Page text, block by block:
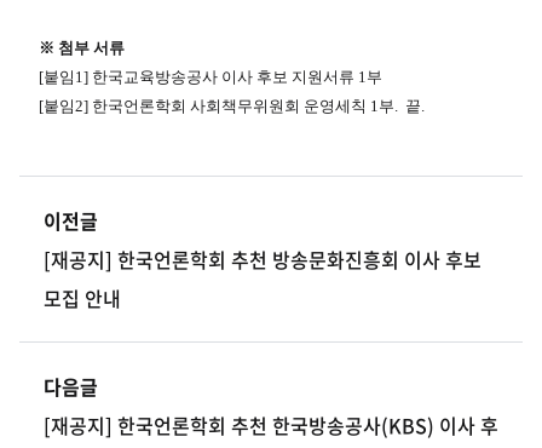
※ 첨부 서류
[붙임1] 한국교육방송공사 이사 후보 지원서류 1부
[붙임2] 한국언론학회 사회책무위원회 운영세칙​ 1부. 끝.​
이전글
[재공지] 한국언론학회 추천 방송문화진흥회 이사 후보
모집 안내
다음글
[재공지] 한국언론학회 추천 한국방송공사(KBS) 이사 후